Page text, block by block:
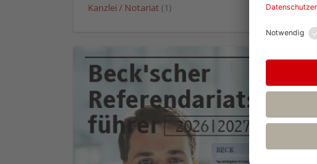
Kanzlei / Notariat (1)